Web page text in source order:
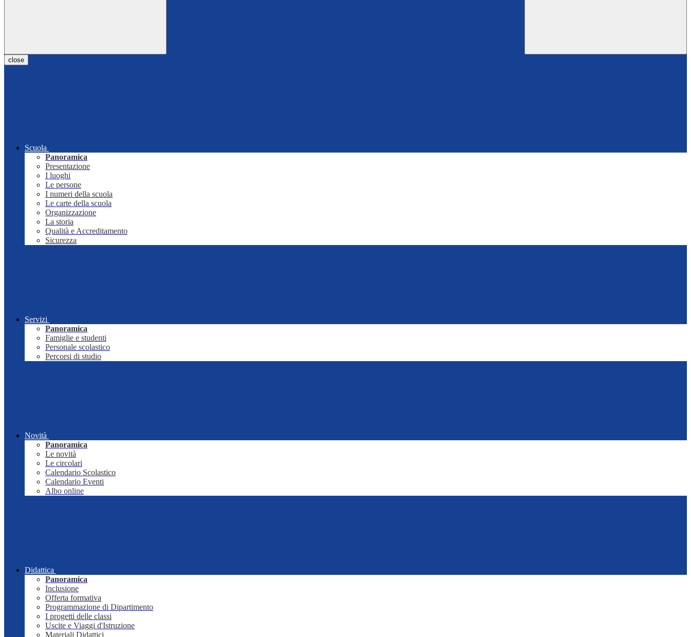
close
Scuola
Panoramica
Presentazione
I luoghi
Le persone
I numeri della scuola
Le carte della scuola
Organizzazione
La storia
Qualità e Accreditamento
Sicurezza
Servizi
Panoramica
Famiglie e studenti
Personale scolastico
Percorsi di studio
Novità
Panoramica
Le novità
Le circolari
Calendario Scolastico
Calendario Eventi
Albo online
Didattica
Panoramica
Inclusione
Offerta formativa
Programmazione di Dipartimento
I progetti delle classi
Uscite e Viaggi d'Istruzione
Materiali Didattici